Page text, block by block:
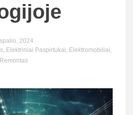
2024
, Elektriniai Paspirtukai, Elektromobiliai,
Remontas